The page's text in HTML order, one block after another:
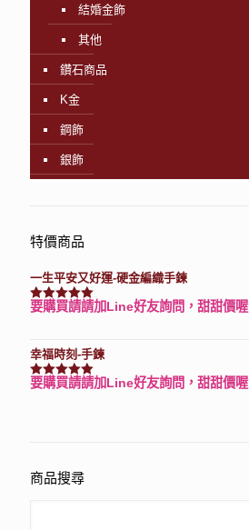
結婚金飾
其他
鑽石商品
K金
鋼飾
銀飾
特價商品
一生平安又好運-硬金編織手鍊
評分7740滿分 5
要購買請請加Line好友詢問，甜甜價喔
幸福時刻-手鍊
評分3150滿分 5
要購買請請加Line好友詢問，甜甜價喔
商品搜尋